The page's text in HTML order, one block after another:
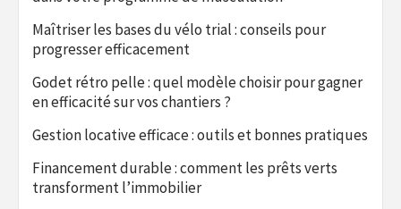
Maîtriser les bases du vélo trial : conseils pour
progresser efficacement
Godet rétro pelle : quel modèle choisir pour gagner
en efficacité sur vos chantiers ?
Gestion locative efficace : outils et bonnes pratiques
Financement durable : comment les prêts verts
transforment l’immobilier